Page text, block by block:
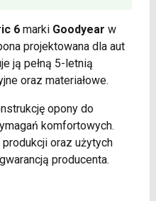
6marki Goodyear w
projektowana dla aut
ją pełną 5-letnią
oraz materiałowe.
opony do
komfortowych.
oraz użytych
producenta.